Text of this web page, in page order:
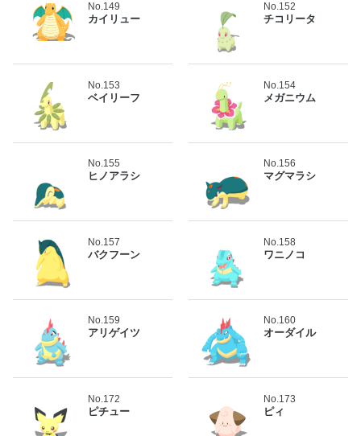
No.149
カイリュー
No.152
チコリータ
No.153
ベイリーフ
No.154
メガニウム
No.155
ヒノアラシ
No.156
マグマラシ
No.157
バクフーン
No.158
ワニノコ
No.159
アリゲイツ
No.160
オーダイル
No.172
ピチュー
No.173
ピィ